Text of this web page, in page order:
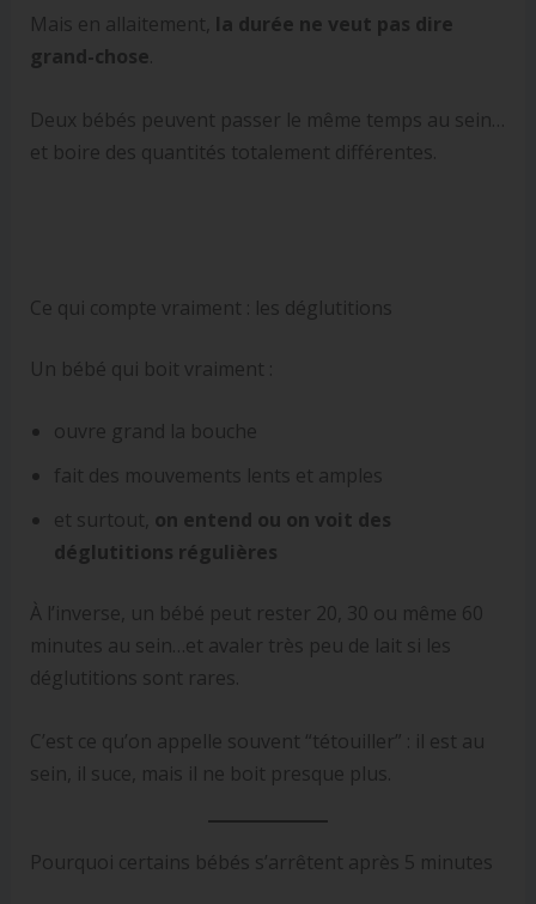
Mais en allaitement, la durée ne veut pas dire
grand-chose.
Deux bébés peuvent passer le même temps au sein…
et boire des quantités totalement différentes.
Ce qui compte vraiment : les déglutitions
Un bébé qui boit vraiment :
ouvre grand la bouche
fait des mouvements lents et amples
et surtout, on entend ou on voit des
déglutitions régulières
À l’inverse, un bébé peut rester 20, 30 ou même 60
minutes au sein…et avaler très peu de lait si les
déglutitions sont rares.
C’est ce qu’on appelle souvent “tétouiller” : il est au
sein, il suce, mais il ne boit presque plus.
Pourquoi certains bébés s’arrêtent après 5 minutes